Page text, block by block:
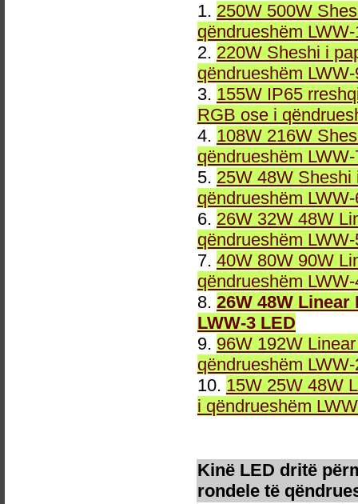
1. 250W 500W
qëndrueshëm
2. 220W Sheshi i
qëndrueshëm
3. 155W IP65
RGB ose i
4. 108W 216W
qëndrueshëm
5. 25W 48W
qëndrueshëm
6. 26W 32W 48W
qëndrueshëm
7. 40W 80W 90W
qëndrueshëm
8. 26W 48W Linear
LWW-3 LED
9. 96W 192W
qëndrueshëm
10. 15W 25W 48W
i qëndrueshëm
Kinë LED dritë
rondele të